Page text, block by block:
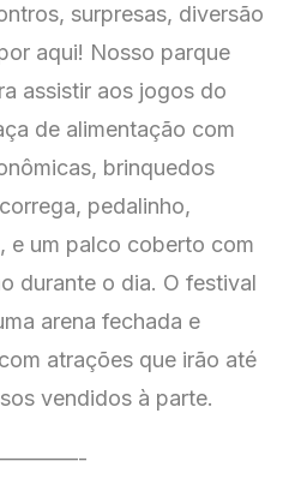
surpresas, diversão
aqui! Nosso parque
assistir aos jogos do
de alimentação com
brinquedos
pedalinho,
e um palco coberto com
durante o dia. O festival
arena fechada e
atrações que irão até
vendidos à parte.